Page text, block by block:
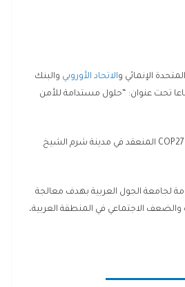
الإنمائي والاتحاد الأوروبي والبنك
الإسلامي للتنمية وبنك الاستثمار الأوروبي يوم الجمعة الموافق 11/11/2022 اجتماعا تحت عنوان: “حلول مستدامة للأمن
ويأتي ذلك في إطار أعمال الدورة 27 من مؤتمر الأطراف لاتفاقية الأمم المتحدة حول تغير المناخ COP27 المنعقد في مدينة شرم الشيخ
لجامعة الجول العربية بهدف معالجة
والضعف الاجتماعي في المنطقة العربية،